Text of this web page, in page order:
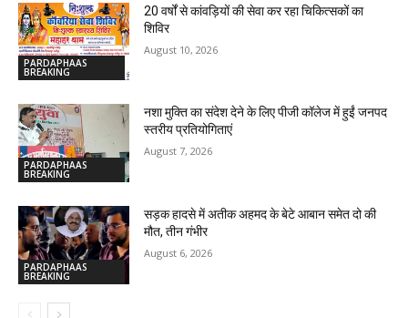
PARDAPHAAS
BREAKING
20 वर्षों से कांवड़ियों की सेवा कर रहा चिकित्सकों का
शिविर
August 10, 2026
PARDAPHAAS
BREAKING
नशा मुक्ति का संदेश देने के लिए पीजी कॉलेज में हुईं जनपद
स्तरीय प्रतियोगिताएं
August 7, 2026
PARDAPHAAS
BREAKING
सड़क हादसे में अतीक अहमद के बेटे आबान समेत दो की
मौत, तीन गंभीर
August 6, 2026